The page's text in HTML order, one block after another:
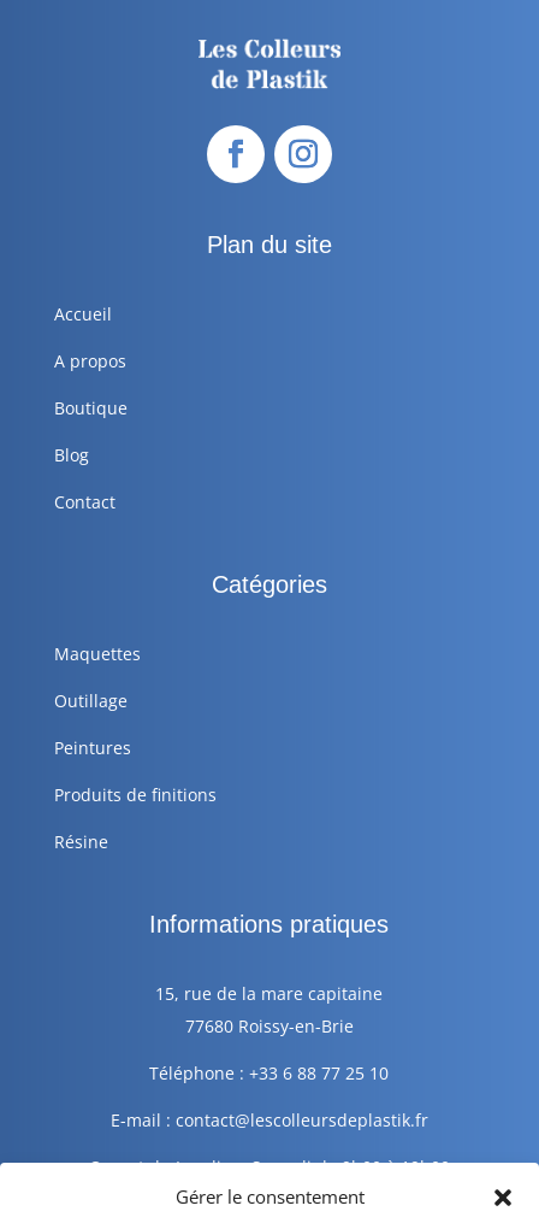
Gérer le consentement
Plan du site
Accueil
A propos
Boutique
Blog
Contact
Catégories
Maquettes
Outillage
Peintures
Produits de finitions
Résine
Informations pratiques
15, rue de la mare capitaine
77680 Roissy-en-Brie
Téléphone : +33 6 88 77 25 10
E-mail : contact@lescolleursdeplastik.fr
Ouvert du Lundi au Samedi de 9h00 à 19h00